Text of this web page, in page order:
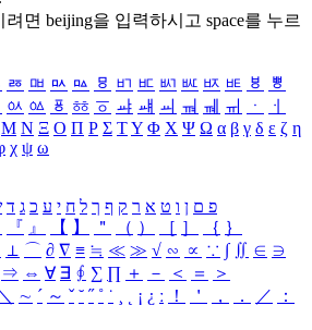
려면 beijing을 입력하시고 space를 누르
ㅭ ㅮ ㅯ ㅰ ㅱ ㅲ ㅳ ㅴ ㅵ ㅶ ㅷ ㅸ
ㅹ
ㆂ ㆃ ㆄ ㆅ ㆆ ㆇ ㆈ ㆉ ㆊ ㆋ ㆌ ㆍ
ㆎ
Μ Ν Ξ Ο Π Ρ Σ ΤΥ Φ Χ Ψ Ω α β γ δ ε ζ η
χ ψ ω
פ ם ן ו ט א ר ק ף ך ל ח י ע כ ג ד
『 』 【 】 ＂ （ ） ［ ］ ｛ ｝
⊥ ⌒ ∂ ∇ ≡ ≒ ≪ ≫ √ ∽ ∝ ∵ ∫ ∬ ∈ ∋
⇒ ⇔ ∀ ∃ ∮ ∑ ∏ ＋ － ＜ ＝
＞
＼ ∼ ´ ～ ˇ ˘ ˝ ˚ ˙ ¸ ¡ ¿ ː ！ ＇ ， ． ／
：